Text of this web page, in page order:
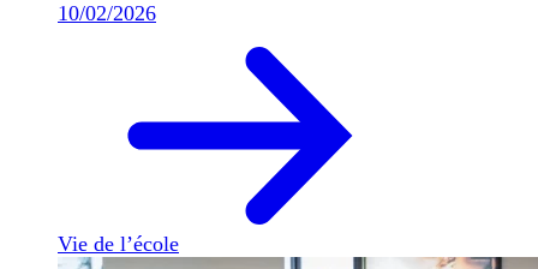
10/02/2026
Vie de l’école